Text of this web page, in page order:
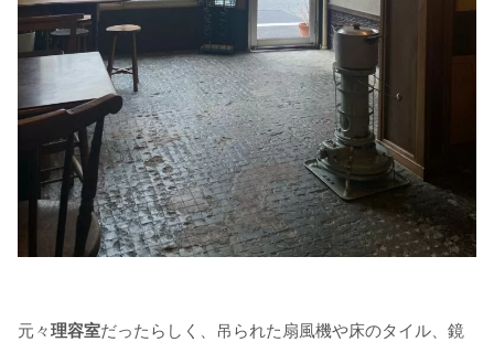
元々理容室だったらしく、吊られた扇風機や床のタイル、鏡